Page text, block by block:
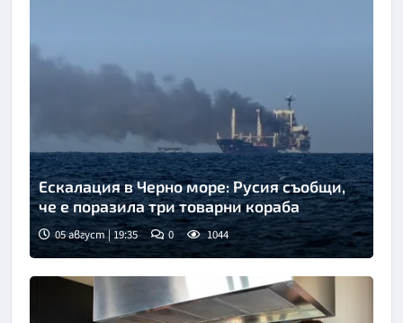
Снимка: БТА
Ескалация в Черно море: Русия съобщи,
че е поразила три товарни кораба
05 август | 19:35 0 1044